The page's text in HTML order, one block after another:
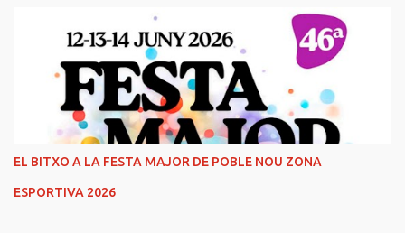
EL BITXO A LA FESTA MAJOR DE POBLE NOU ZONA
ESPORTIVA 2026